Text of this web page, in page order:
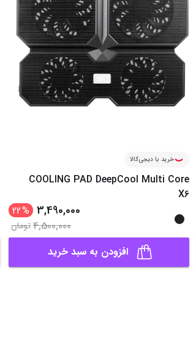
خرید با دیجی‌کالا
COOLING PAD DeepCool Multi Core
X6
3,490,000
%
22
4,500,000تومان
افزودن به سبد خرید